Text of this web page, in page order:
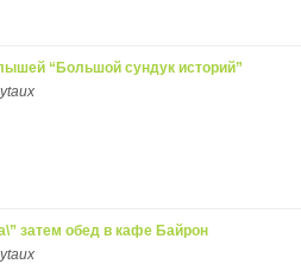
“Большой сундук историй”
затем обед в кафе Байрон